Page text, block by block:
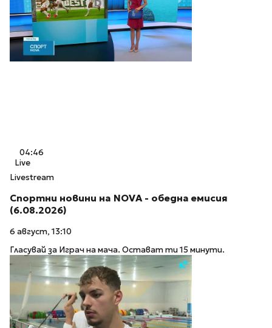
04:46
Live
Livestream
Спортни новини на NOVA - обедна емисия
(6.08.2026)
6 август, 13:10
Гласувай за Играч на мача. Остават ти 15 минути.